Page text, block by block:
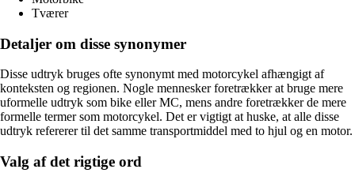
Tværer
Detaljer om disse synonymer
Disse udtryk bruges ofte synonymt med motorcykel afhængigt af
konteksten og regionen. Nogle mennesker foretrækker at bruge mere
uformelle udtryk som bike eller MC, mens andre foretrækker de mere
formelle termer som motorcykel. Det er vigtigt at huske, at alle disse
udtryk refererer til det samme transportmiddel med to hjul og en motor.
Valg af det rigtige ord